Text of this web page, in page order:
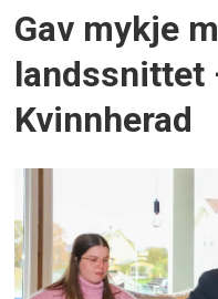
Gav mykje
landssnittet
Kvinnherad